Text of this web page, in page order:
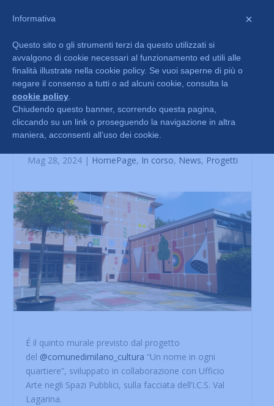
Un nome in ogni quartiere –
“Vialba”
Mag 28, 2024| HomePage, In corso, News, Progetti
É il quinto murale previsto dal progetto
del @comunedimilano_cultura “Un nome in ogni
quartiere”, sviluppato in collaborazione con Ufficio
Arte negli Spazi Pubblici, sulla facciata dell’I.C.S. Val
Lagarina.
×
Informativa
Questo sito o gli strumenti terzi da questo utilizzati si
avvalgono di cookie necessari al funzionamento ed utili alle
finalità illustrate nella cookie policy. Se vuoi saperne di più o
negare il consenso a tutti o ad alcuni cookie, consulta la
cookie policy.
Chiudendo questo banner, scorrendo questa pagina,
cliccando su un link o proseguendo la navigazione in altra
maniera, acconsenti all’uso dei cookie.